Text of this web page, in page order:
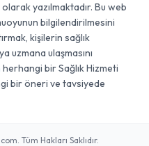
yazılmaktadır. Bu web
bilgilendirilmesini
kişilerin sağlık
uzmana ulaşmasını
herhangi bir Sağlık Hizmeti
bir öneri ve tavsiyede
Tüm Hakları Saklıdır.